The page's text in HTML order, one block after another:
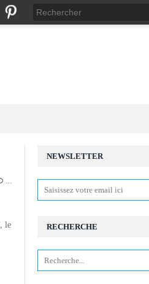
VIRTUELLE,ZOÉ,ESPACE RENÉ LE BAS
le
NEWSLETTER
RECHERCHE